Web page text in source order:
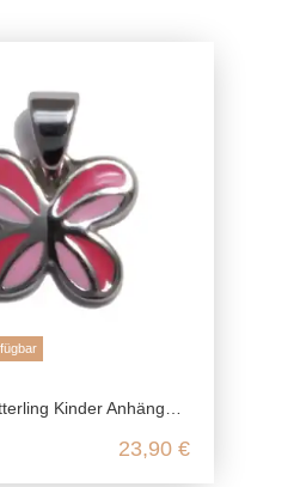
Anhänger aus echtem 925 Sterling Silber
23,90 €